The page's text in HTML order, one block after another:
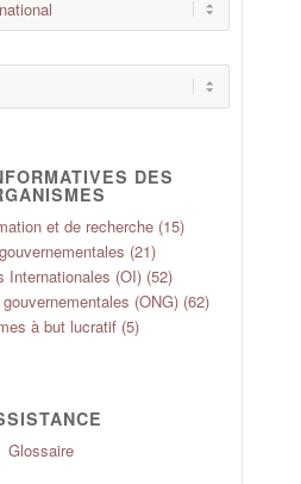
DES
et de recherche (15)
(21)
Internationales (OI) (52)
(ONG)(62)
à but lucratif (5)
Glossaire